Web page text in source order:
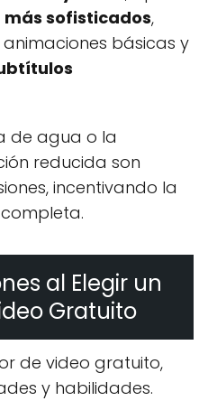
sofisticados,
básicas y
de agua o la
reducida son
incentivando la
al Elegir un
Gratuito
de video gratuito,
y habilidades.